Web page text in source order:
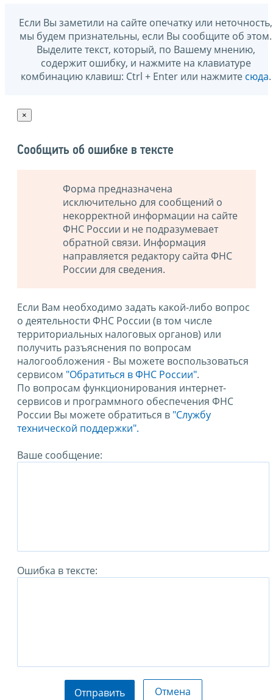
Если Вы заметили на сайте опечатку или неточность,
мы будем признательны, если Вы сообщите об этом.
Выделите текст, который, по Вашему мнению,
содержит ошибку, и нажмите на клавиатуре
комбинацию клавиш: Ctrl + Enter или нажмите сюда.
×
Сообщить об ошибке в тексте
Форма предназначена
исключительно для сообщений о
некорректной информации на сайте
ФНС России и не подразумевает
обратной связи. Информация
направляется редактору сайта ФНС
России для сведения.
Если Вам необходимо задать какой-либо вопрос
о деятельности ФНС России (в том числе
территориальных налоговых органов) или
получить разъяснения по вопросам
налогообложения - Вы можете воспользоваться
сервисом "Обратиться в ФНС России".
По вопросам функционирования интернет-
сервисов и программного обеспечения ФНС
России Вы можете обратиться в "Службу
технической поддержки".
Ваше сообщение:
Ошибка в тексте:
Отправить Отмена